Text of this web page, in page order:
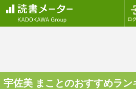
宇佐美 まことのおすすめラン